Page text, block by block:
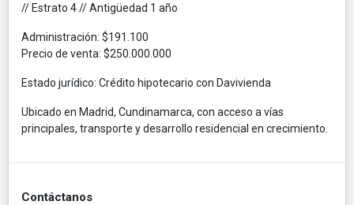
// Estrato 4 // Antigüedad 1 año
Administración: $191.100
Precio de venta: $250.000.000
Estado jurídico: Crédito hipotecario con Davivienda
Ubicado en Madrid, Cundinamarca, con acceso a vías
principales, transporte y desarrollo residencial en crecimiento.
Contáctanos